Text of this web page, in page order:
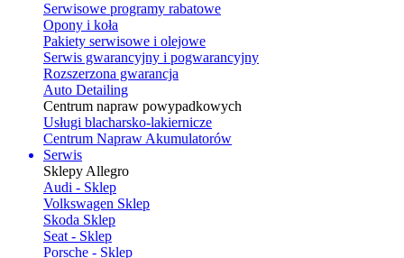
Serwisowe programy rabatowe
Opony i koła
Pakiety serwisowe i olejowe
Serwis gwarancyjny i pogwarancyjny
Rozszerzona gwarancja
Auto Detailing
Centrum napraw powypadkowych
Usługi blacharsko-lakiernicze
Centrum Napraw Akumulatorów
Serwis
Sklepy Allegro
Audi - Sklep
Volkswagen Sklep
Skoda Sklep
Seat - Sklep
Porsche - Sklep